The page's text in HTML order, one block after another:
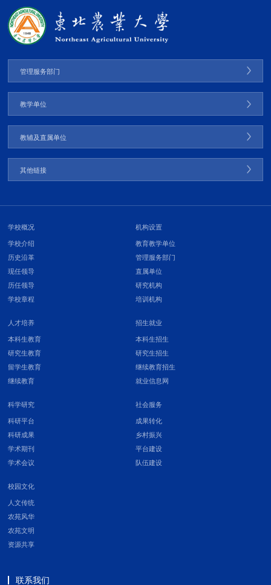
管理服务部门
教学单位
教辅及直属单位
其他链接
学校概况
学校介绍
历史沿革
现任领导
历任领导
学校章程
机构设置
教育教学单位
管理服务部门
直属单位
研究机构
培训机构
人才培养
本科生教育
研究生教育
留学生教育
继续教育
招生就业
本科生招生
研究生招生
继续教育招生
就业信息网
科学研究
科研平台
科研成果
学术期刊
学术会议
社会服务
成果转化
乡村振兴
平台建设
队伍建设
校园文化
人文传统
农苑风华
农苑文明
资源共享
联系我们